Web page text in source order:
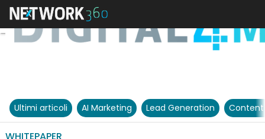
Ultimi articoli AI Marketing Lead Generation